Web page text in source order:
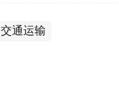
交通运输